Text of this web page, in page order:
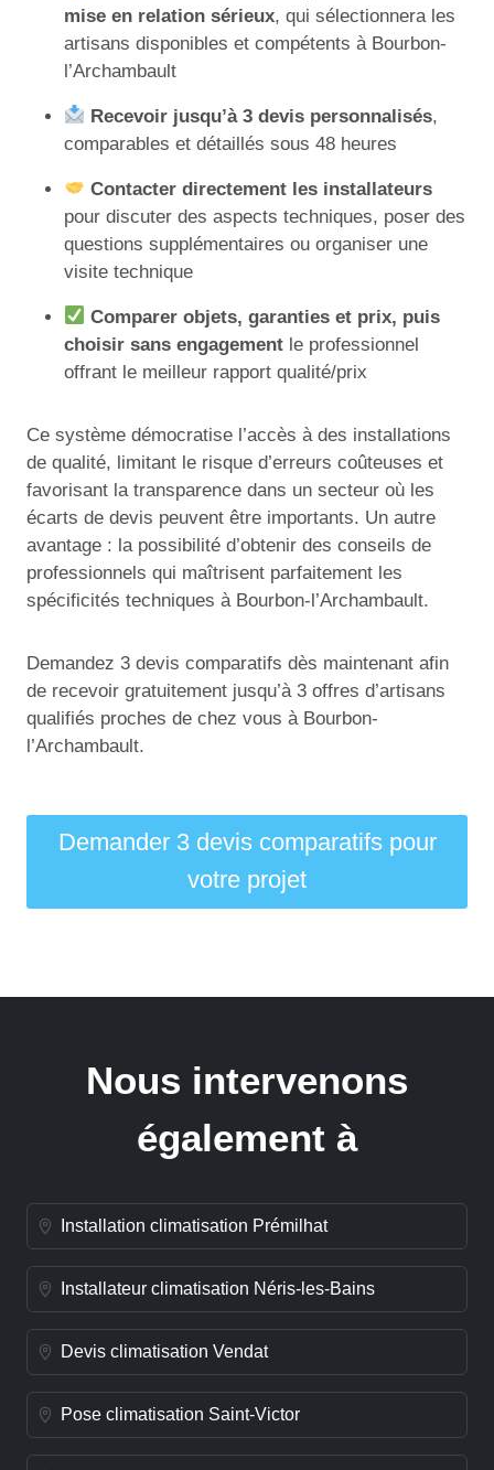
mise en relation sérieux, qui sélectionnera les
artisans disponibles et compétents à Bourbon-
l’Archambault
Recevoir jusqu’à 3 devis personnalisés,
comparables et détaillés sous 48 heures
Contacter directement les installateurs
pour discuter des aspects techniques, poser des
questions supplémentaires ou organiser une
visite technique
Comparer objets, garanties et prix, puis
choisir sans engagement le professionnel
offrant le meilleur rapport qualité/prix
Ce système démocratise l’accès à des installations
de qualité, limitant le risque d’erreurs coûteuses et
favorisant la transparence dans un secteur où les
écarts de devis peuvent être importants. Un autre
avantage : la possibilité d’obtenir des conseils de
professionnels qui maîtrisent parfaitement les
spécificités techniques à Bourbon-l’Archambault.
Demandez 3 devis comparatifs dès maintenant afin
de recevoir gratuitement jusqu’à 3 offres d’artisans
qualifiés proches de chez vous à Bourbon-
l’Archambault.
Demander 3 devis comparatifs pour
votre projet
Nous intervenons
également à
Installation climatisation Prémilhat
Installateur climatisation Néris-les-Bains
Devis climatisation Vendat
Pose climatisation Saint-Victor